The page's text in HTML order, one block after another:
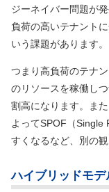
ジーネイバー問題が
負荷の高いテナント
いう課題があります。
つまり高負荷のテナ
のリソースを稼働し
割高になります。ま
よってSPOF（Single
すくなるなど、別の
ハイブリッドモ